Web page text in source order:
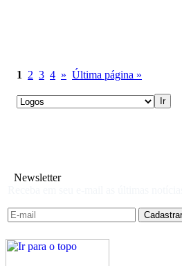
1 2 3 4 » Última página »
Newsletter